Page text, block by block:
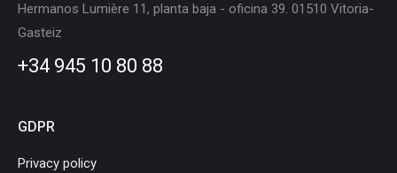
Hermanos Lumière 11, planta baja - oficina 39. 01510 Vitoria-
Gasteiz
+34 945 10 80 88
GDPR
Privacy policy